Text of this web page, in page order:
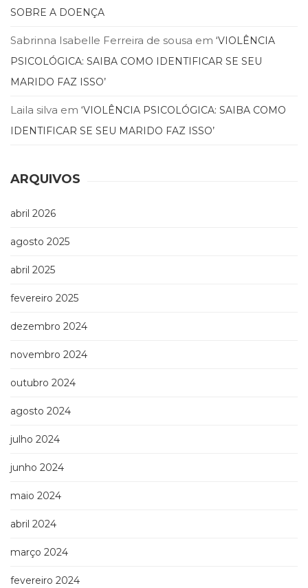
SOBRE A DOENÇA
Sabrinna Isabelle Ferreira de sousa em ‘VIOLÊNCIA
PSICOLÓGICA: SAIBA COMO IDENTIFICAR SE SEU
MARIDO FAZ ISSO’
Laila silva em ‘VIOLÊNCIA PSICOLÓGICA: SAIBA COMO
IDENTIFICAR SE SEU MARIDO FAZ ISSO’
ARQUIVOS
abril 2026
agosto 2025
abril 2025
fevereiro 2025
dezembro 2024
novembro 2024
outubro 2024
agosto 2024
julho 2024
junho 2024
maio 2024
abril 2024
março 2024
fevereiro 2024